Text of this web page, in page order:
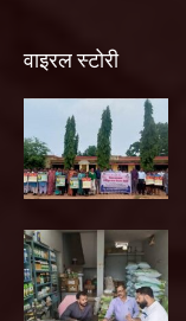
वाइरल स्टोरी